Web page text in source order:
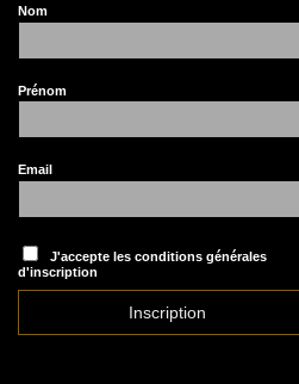
Nom
Prénom
Email
J'accepte les conditions générales
d'inscription